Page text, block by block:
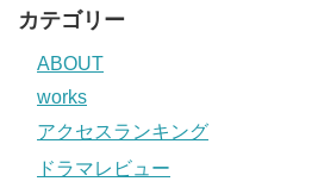
カテゴリー
ABOUT
works
アクセスランキング
ドラマレビュー